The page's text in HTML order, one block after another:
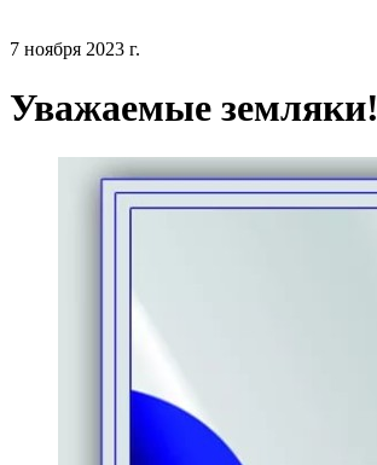
7 ноября 2023 г.
Уважаемые земляки!